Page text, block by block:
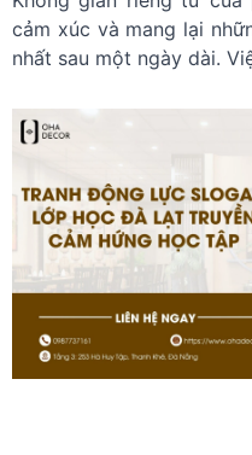
cảm xúc và mang lại
nhất sau một ngày dài.